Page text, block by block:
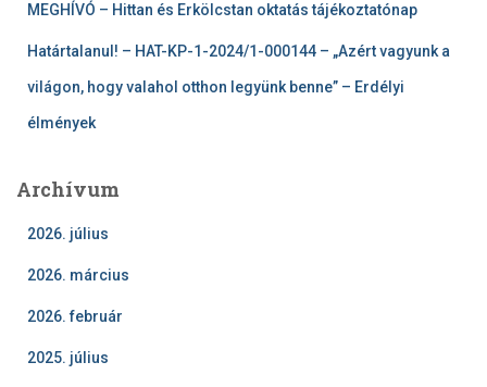
MEGHÍVÓ – Hittan és Erkölcstan oktatás tájékoztatónap
Határtalanul! – HAT-KP-1-2024/1-000144 – „Azért vagyunk a
világon, hogy valahol otthon legyünk benne” – Erdélyi
élmények
Archívum
2026. július
2026. március
2026. február
2025. július